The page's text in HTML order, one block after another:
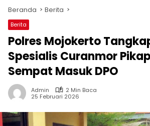
Beranda Berita
Berita
Polres Mojokerto
Spesialis Curanmor
Sempat Masuk DPO
Admin
2 Min Baca
25 Februari 2026